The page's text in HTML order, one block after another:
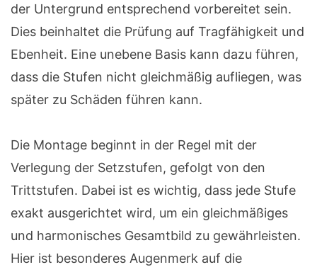
der Untergrund entsprechend vorbereitet sein.
Dies beinhaltet die Prüfung auf Tragfähigkeit und
Ebenheit. Eine unebene Basis kann dazu führen,
dass die Stufen nicht gleichmäßig aufliegen, was
später zu Schäden führen kann.
Die Montage beginnt in der Regel mit der
Verlegung der Setzstufen, gefolgt von den
Trittstufen. Dabei ist es wichtig, dass jede Stufe
exakt ausgerichtet wird, um ein gleichmäßiges
und harmonisches Gesamtbild zu gewährleisten.
Hier ist besonderes Augenmerk auf die